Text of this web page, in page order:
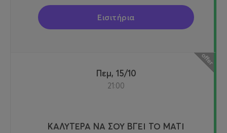
Εισιτήρια
Πεμ, 15/10
21:00
ΚΑΛΥΤΕΡΑ ΝΑ ΣΟΥ ΒΓΕΙ ΤΟ ΜΑΤΙ